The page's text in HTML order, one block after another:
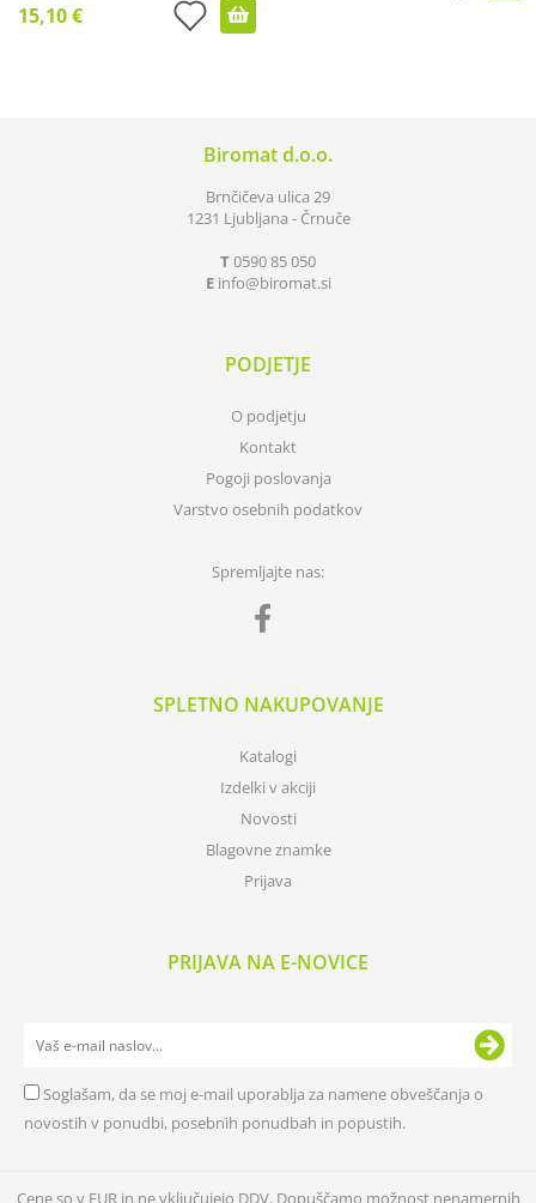
15,10 €
Biromat d.o.o.
Brnčičeva ulica 29
1231 Ljubljana - Črnuče
T0590 85 050
E info biromat.si
PODJETJE
O podjetju
Kontakt
Pogoji poslovanja
Varstvo osebnih podatkov
Spremljajte nas:
SPLETNO NAKUPOVANJE
Katalogi
Izdelki v akciji
Novosti
Blagovne znamke
Prijava
PRIJAVA NA E-NOVICE
Soglašam, da se moj e-mail uporablja za namene obveščanja o
novostih v ponudbi, posebnih ponudbah in popustih.
Cene so v EUR in ne vključujejo DDV. Dopuščamo možnost nenamernih